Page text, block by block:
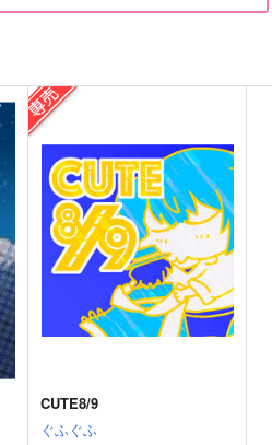
reminisce
皐月晴れ
1,320円（税込）
フィガロ×ファウスト
サンプル 作品詳細
CUTE8/9
ぐふぐふ